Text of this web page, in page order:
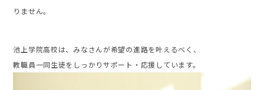
りません。
池上学院高校は、みなさんが希望の進路を叶えるべく、
教職員一同生徒をしっかりサポート・応援しています。